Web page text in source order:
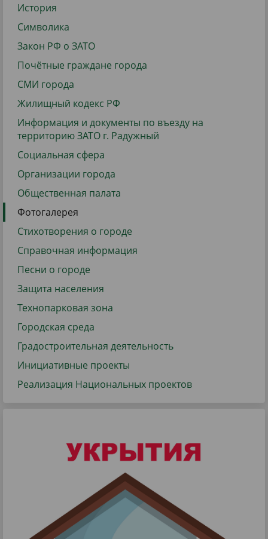
История
Символика
Закон РФ о ЗАТО
Почётные граждане города
СМИ города
Жилищный кодекс РФ
Информация и документы по въезду на
территорию ЗАТО г. Радужный
Социальная сфера
Организации города
Общественная палата
Фотогалерея
Стихотворения о городе
Справочная информация
Песни о городе
Защита населения
Технопарковая зона
Городская среда
Градостроительная деятельность
Инициативные проекты
Реализация Национальных проектов